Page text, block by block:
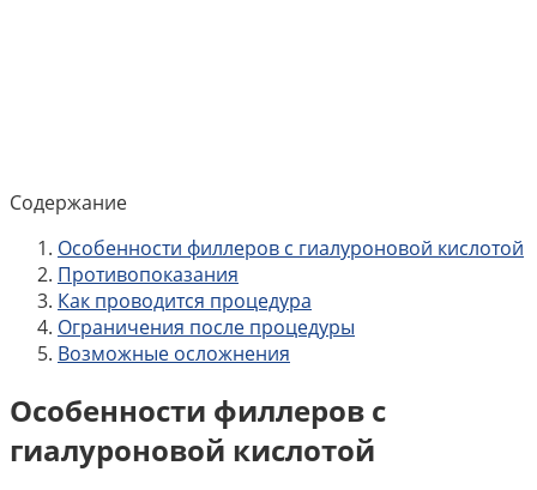
Содержание
Особенности филлеров с гиалуроновой кислотой
Противопоказания
Как проводится процедура
Ограничения после процедуры
Возможные осложнения
Особенности филлеров с
гиалуроновой кислотой